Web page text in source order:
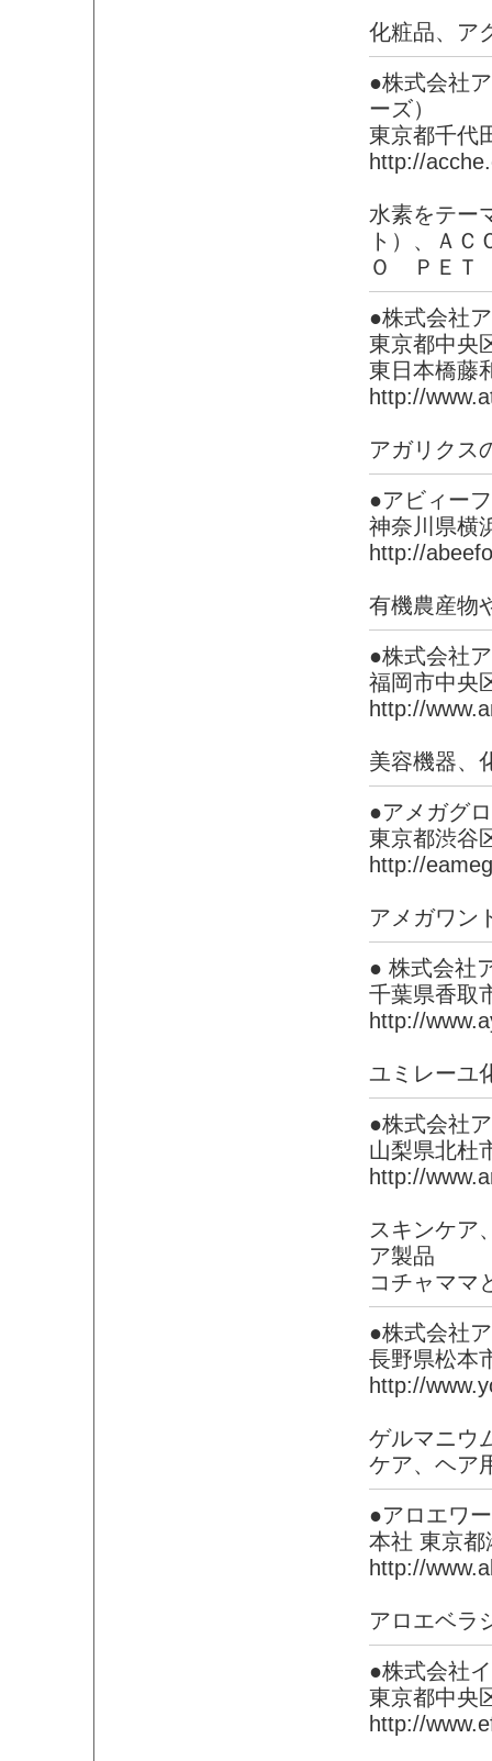
化粧品、ア
●株式会社
ーズ）
東京都千代
http://
水素をテー
ト）、ＡＣ
Ｏ ＰＥＴ
●株式会社
東京都中
東日本橋藤
http://
アガリクス
●アビィー
神奈川県横
http://
有機農産物
●株式会社
福岡市中央
http://
美容機器、
●アメガグ
東京都渋谷
http://
アメガワン
● 株式会社
千葉県香取
http://
ユミレーユ
●株式会社
山梨県北杜
http://
スキンケア
ア製品
コチャママ
●株式会社
長野県松本
http://
ゲルマニウ
ケア、ヘア
●アロエワ
本社 東京
http://
アロエベラ
●株式会社
東京都中央
http://